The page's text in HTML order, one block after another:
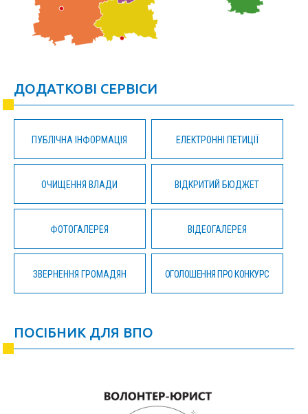
ДОДАТКОВІ СЕРВІСИ
ПУБЛІЧНА ІНФОРМАЦІЯ ЕЛЕКТРОННІ ПЕТИЦІЇ
ОЧИЩЕННЯ ВЛАДИ ВІДКРИТИЙ БЮДЖЕТ
ФОТОГАЛЕРЕЯ ВІДЕОГАЛЕРЕЯ
ЗВЕРНЕННЯ ГРОМАДЯН ОГОЛОШЕННЯ ПРО КОНКУРС
ПОСІБНИК ДЛЯ ВПО